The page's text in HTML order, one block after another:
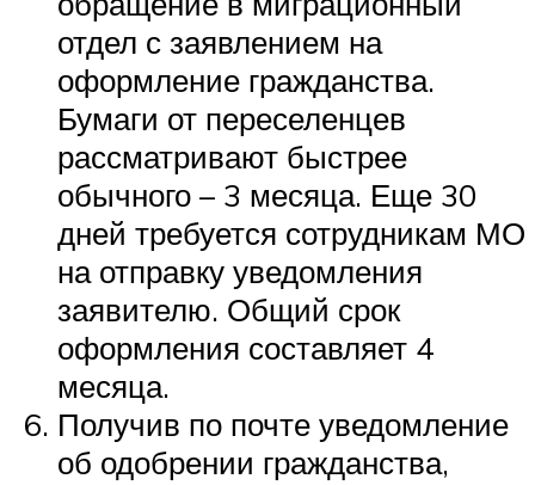
отдел с заявлением на
оформление гражданства.
Бумаги от переселенцев
рассматривают быстрее
обычного – 3 месяца. Еще 30
дней требуется сотрудникам МО
на отправку уведомления
заявителю. Общий срок
оформления составляет 4
месяца.
Получив по почте уведомление
об одобрении гражданства,